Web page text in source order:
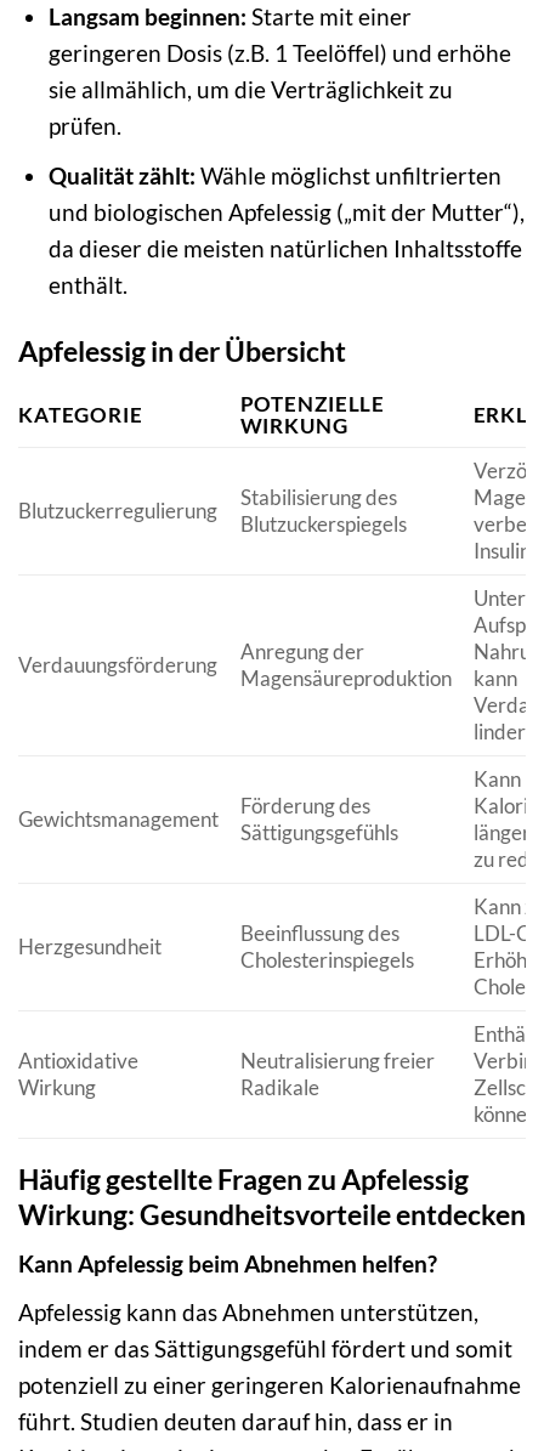
Langsam beginnen: Starte mit einer
geringeren Dosis (z.B. 1 Teelöffel) und erhöhe
sie allmählich, um die Verträglichkeit zu
prüfen.
Qualität zählt: Wähle möglichst unfiltrierten
und biologischen Apfelessig („mit der Mutter“),
da dieser die meisten natürlichen Inhaltsstoffe
enthält.
Apfelessig in der Übersicht
KATEGORIE
POTENZIELLE
WIRKUNG
Blutzuckerregulierung
Stabilisierung des
Blutzuckerspiegels
Verdauungsförderung
Anregung der
Magensäureproduktion
kann
lindern.
Gewichtsmanagement
Förderung des
Sättigungsgefühls
Kann
zu
Herzgesundheit
Beeinflussung des
Cholesterinspiegels
Kann
LDL-
Antioxidative
Wirkung
Neutralisierung freier
Radikale
Enthält
können.
Häufig gestellte Fragen zu Apfelessig
Wirkung: Gesundheitsvorteile entdecken
Kann Apfelessig beim Abnehmen helfen?
Apfelessig kann das Abnehmen unterstützen,
indem er das Sättigungsgefühl fördert und somit
potenziell zu einer geringeren Kalorienaufnahme
führt. Studien deuten darauf hin, dass er in